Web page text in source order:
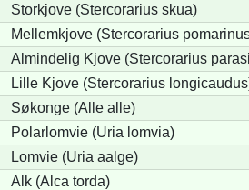
Storkjove (Stercorarius skua)
Mellemkjove (Stercorarius
Almindelig Kjove (Stercorarius
Lille Kjove (Stercorarius
Søkonge (Alle alle)
Polarlomvie (Uria lomvia)
Lomvie (Uria aalge)
Alk (Alca torda)